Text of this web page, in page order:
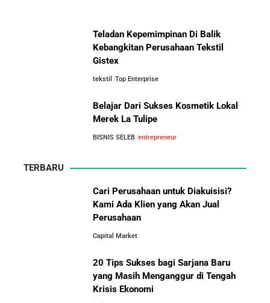
Teladan Kepemimpinan Di Balik
Kebangkitan Perusahaan Tekstil
Gistex
tekstil Top Enterprise
Belajar Dari Sukses Kosmetik Lokal
Merek La Tulipe
BISNIS SELEB entrepreneur
TERBARU
Cari Perusahaan untuk Diakuisisi?
Kami Ada Klien yang Akan Jual
Perusahaan
Capital Market
20 Tips Sukses bagi Sarjana Baru
yang Masih Menganggur di Tengah
Krisis Ekonomi